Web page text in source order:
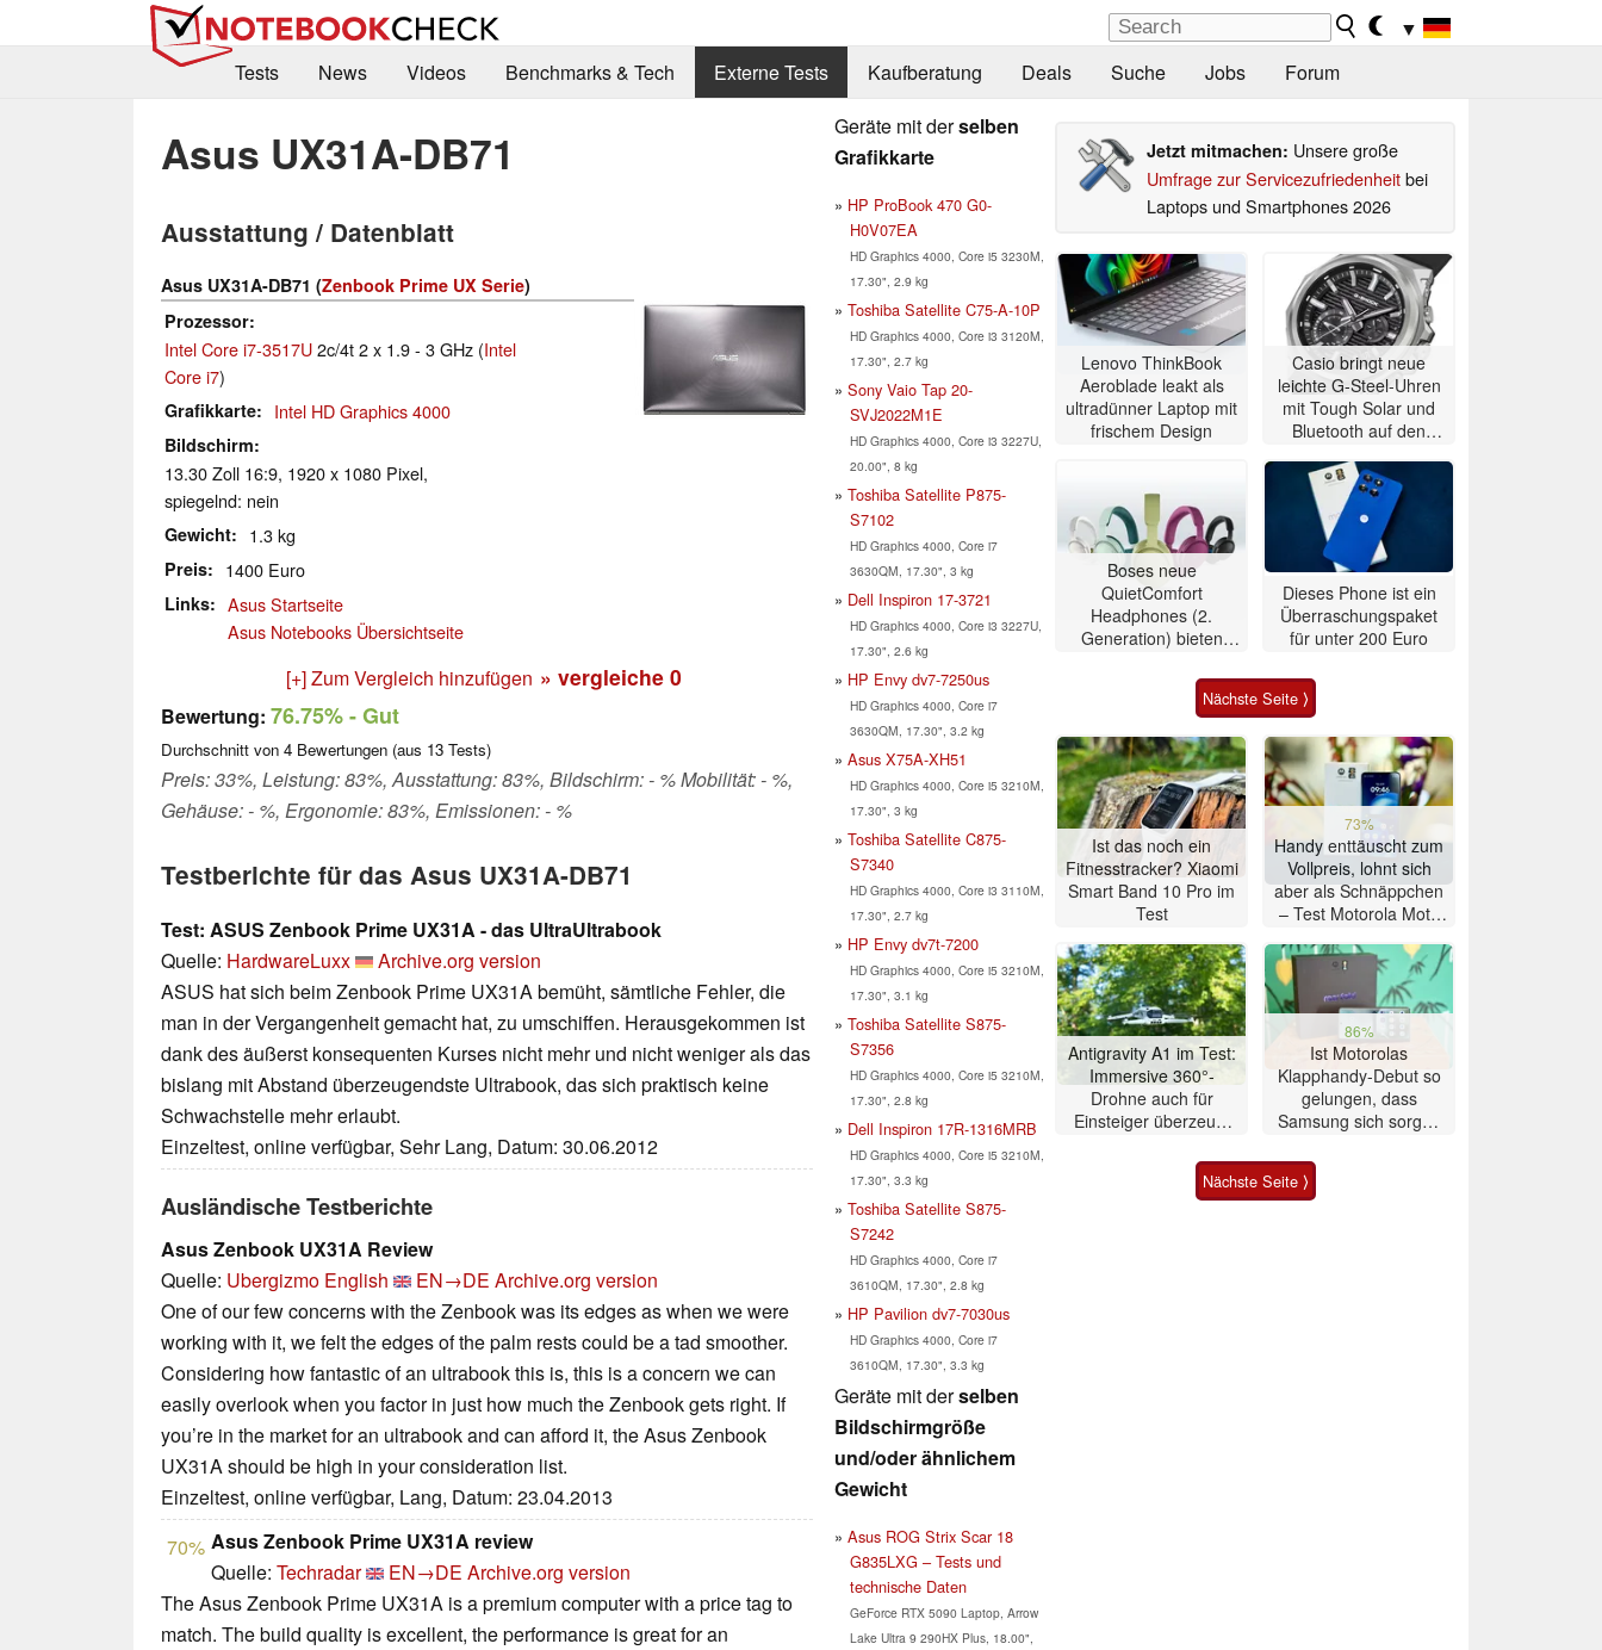
▼
Tests
News Videos Benchmarks & Tech Externe Tests Kaufberatung Deals Suche Jobs Forum
Asus UX31A-DB71
Ausstattung / Datenblatt
Asus UX31A-DB71 (Zenbook Prime UX Serie)
Prozessor
Intel Core i7-3517U2c/4t 2 x 1.9 - 3 GHz (Intel
Core i7)
Grafikkarte Intel HD Graphics 4000
Bildschirm
13.30 Zoll 16:9, 1920 x 1080 Pixel,
spiegelnd: nein
Gewicht 1.3 kg
Preis 1400 Euro
Links
Asus Startseite
Asus Notebooks Übersichtseite
[+] Zum Vergleich hinzufügen » vergleiche 0
Bewertung: 76.75%- Gut
Durchschnitt von 4 Bewertungen (aus 13 Tests)
Preis: 33%, Leistung: 83%, Ausstattung: 83%, Bildschirm: - % Mobilität: - %,
Gehäuse: - %, Ergonomie: 83%, Emissionen: - %
Testberichte für das Asus UX31A-DB71
Test: ASUS Zenbook Prime UX31A - das UltraUltrabook
Quelle: HardwareLuxx
Archive.org version
ASUS hat sich beim Zenbook Prime UX31A bemüht, sämtliche Fehler, die
man in der Vergangenheit gemacht hat, zu umschiffen. Herausgekommen ist
dank des äußerst konsequenten Kurses nicht mehr und nicht weniger als das
bislang mit Abstand überzeugendste Ultrabook, das sich praktisch keine
Schwachstelle mehr erlaubt.
Einzeltest, online verfügbar, Sehr Lang, Datum: 30.06.2012
Ausländische Testberichte
Asus Zenbook UX31A Review
Quelle: Ubergizmo English EN→DE Archive.org version
One of our few concerns with the Zenbook was its edges as when we were
working with it, we felt the edges of the palm rests could be a tad smoother.
Considering how fantastic of an ultrabook this is, this is a concern we can
easily overlook when you factor in just how much the Zenbook gets right. If
you’re in the market for an ultrabook and can afford it, the Asus Zenbook
UX31A should be high in your consideration list.
Einzeltest, online verfügbar, Lang, Datum: 23.04.2013
70% Asus Zenbook Prime UX31A review
Quelle: Techradar EN→DE Archive.org version
The Asus Zenbook Prime UX31A is a premium computer with a price tag to
match. The build quality is excellent, the performance is great for an
Geräte mit derselben
Grafikkarte
HP ProBook 470 G0-
H0V07EA
HD Graphics 4000, Core i5 3230M,
17.30", 2.9 kg
Toshiba Satellite C75-A-10P
HD Graphics 4000, Core i3 3120M,
17.30", 2.7 kg
Sony Vaio Tap 20-
SVJ2022M1E
HD Graphics 4000, Core i3 3227U,
20.00", 8 kg
Toshiba Satellite P875-
S7102
HD Graphics 4000, Core i7
3630QM, 17.30", 3 kg
Dell Inspiron 17-3721
HD Graphics 4000, Core i3 3227U,
17.30", 2.6 kg
HP Envy dv7-7250us
HD Graphics 4000, Core i7
3630QM, 17.30", 3.2 kg
Asus X75A-XH51
HD Graphics 4000, Core i5 3210M,
17.30", 3 kg
Toshiba Satellite C875-
S7340
HD Graphics 4000, Core i3 3110M,
17.30", 2.7 kg
HP Envy dv7t-7200
HD Graphics 4000, Core i5 3210M,
17.30", 3.1 kg
Toshiba Satellite S875-
S7356
HD Graphics 4000, Core i5 3210M,
17.30", 2.8 kg
Dell Inspiron 17R-1316MRB
HD Graphics 4000, Core i5 3210M,
17.30", 3.3 kg
Toshiba Satellite S875-
S7242
HD Graphics 4000, Core i7
3610QM, 17.30", 2.8 kg
HP Pavilion dv7-7030us
HD Graphics 4000, Core i7
3610QM, 17.30", 3.3 kg
Geräte mit derselben
Bildschirmgröße
und/oder ähnlichem
Gewicht
Asus ROG Strix Scar 18
G835LXG – Tests und
technische Daten
GeForce RTX 5090 Laptop, Arrow
Lake Ultra 9 290HX Plus, 18.00",
Jetzt mitmachen: Unsere große
Umfrage zur Servicezufriedenheitbei
Laptops und Smartphones 2026
Lenovo ThinkBook
Aeroblade leakt als
ultradünner Laptop mit
frischem Design
Casio bringt neue
leichte G-Steel-Uhren
mit Tough Solar und
Bluetooth auf den
Boses neue
QuietComfort
Headphones (2.
Generation) bieten
Dieses Phone ist ein
Überraschungspaket
für unter 200 Euro
Nächste Seite ⟩
Ist das noch ein
Fitnesstracker? Xiaomi
Smart Band 10 Pro im
Test
73%
Handy enttäuscht zum
Vollpreis, lohnt sich
aber als Schnäppchen
– Test Motorola Moto
Antigravity A1 im Test:
Immersive 360°-
Drohne auch für
Einsteiger überzeugt
86%
Ist Motorolas
Klapphandy-Debut so
gelungen, dass
Samsung sich sorgen
Smartphone im Test
Nächste Seite ⟩